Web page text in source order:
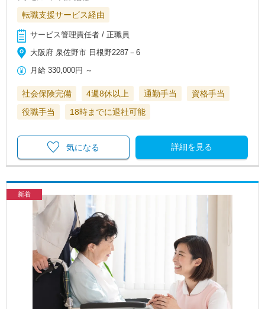
転職支援サービス経由
サービス管理責任者 / 正職員
大阪府 泉佐野市 日根野2287－6
月給 330,000円 ～
社会保険完備 4週8休以上 通勤手当
資格手当
役職手当
18時までに退社可能
詳細を見る
気になる
新着